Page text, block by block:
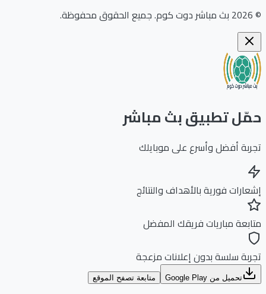
بث مباشر دوت كوم.جميع الحقوق محفوظة.
تطبيق بث مباشر
أفضل وأسرع على موبايلك
فورية بالأهداف والنتائج
مباريات فريقك المفضل
سلسة بدون إعلانات مزعجة
تحميل من Google Play متابعة تصفح الموقع